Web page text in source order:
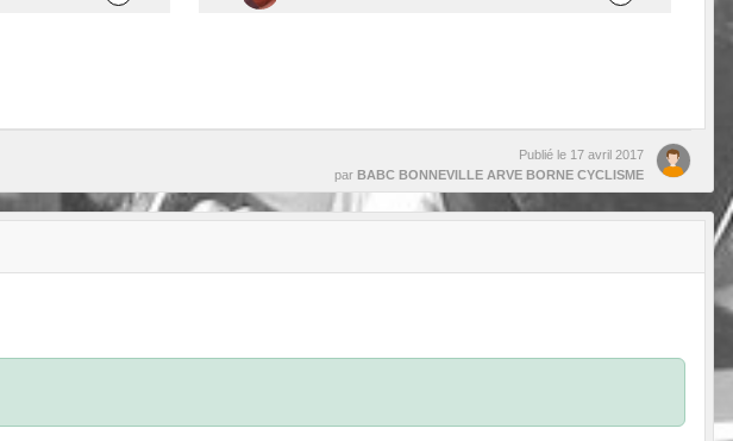
Publié le 17 avril 2017
par BABC BONNEVILLE ARVE BORNE CYCLISME